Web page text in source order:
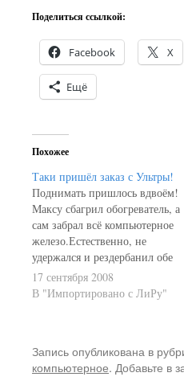
Поделиться ссылкой:
Facebook X
Ещё
Похожее
Таки пришёл заказ с Ультры!
Поднимать пришлось вдвоём!
Максу сбагрил обогреватель, а
сам забрал всё компьютерное
железо.Естественно, не
удержался и рездербанил обе
мамки, дабы посмотреть
комплектацию.Моя - MSI K9A2
Platinum V2, socket AM2,
последний раз пищал от
восторга над железкой, когда
17 сентября 2008
В "Импортировано с ЛиРу"
Запись опубликована в
компьютерное. Добавьте в